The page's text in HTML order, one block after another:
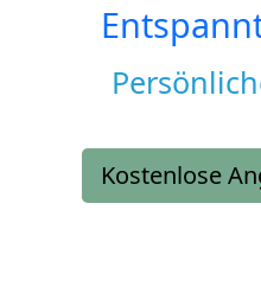
Kostenlose